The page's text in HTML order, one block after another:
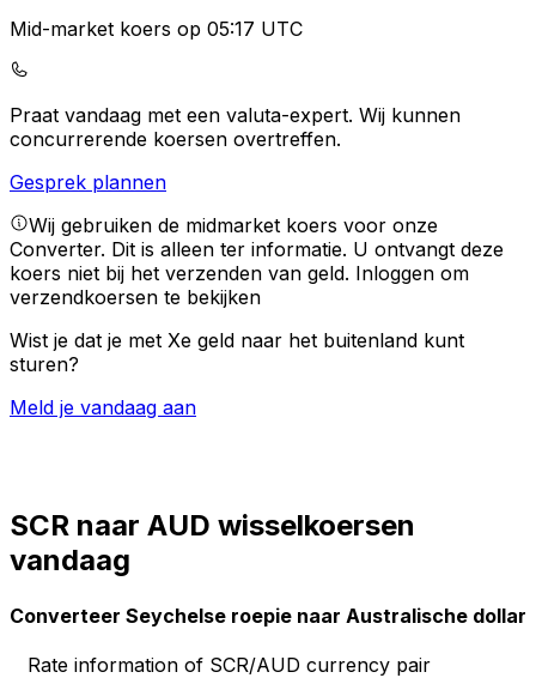
Mid-market koers op 05:17 UTC
Praat vandaag met een valuta-expert. Wij kunnen
concurrerende koersen overtreffen.
Gesprek plannen
Wij gebruiken de midmarket koers voor onze
Converter. Dit is alleen ter informatie. U ontvangt deze
koers niet bij het verzenden van geld. Inloggen om
verzendkoersen te bekijken
Wist je dat je met Xe geld naar het buitenland kunt
sturen?
Meld je vandaag aan
SCR naar AUD wisselkoersen
vandaag
Converteer Seychelse roepie naar Australische dollar
Rate information of SCR/AUD currency pair